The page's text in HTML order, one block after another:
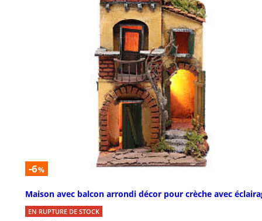
-6%
Maison avec balcon arrondi décor pour crèche avec
EN RUPTURE DE STOCK